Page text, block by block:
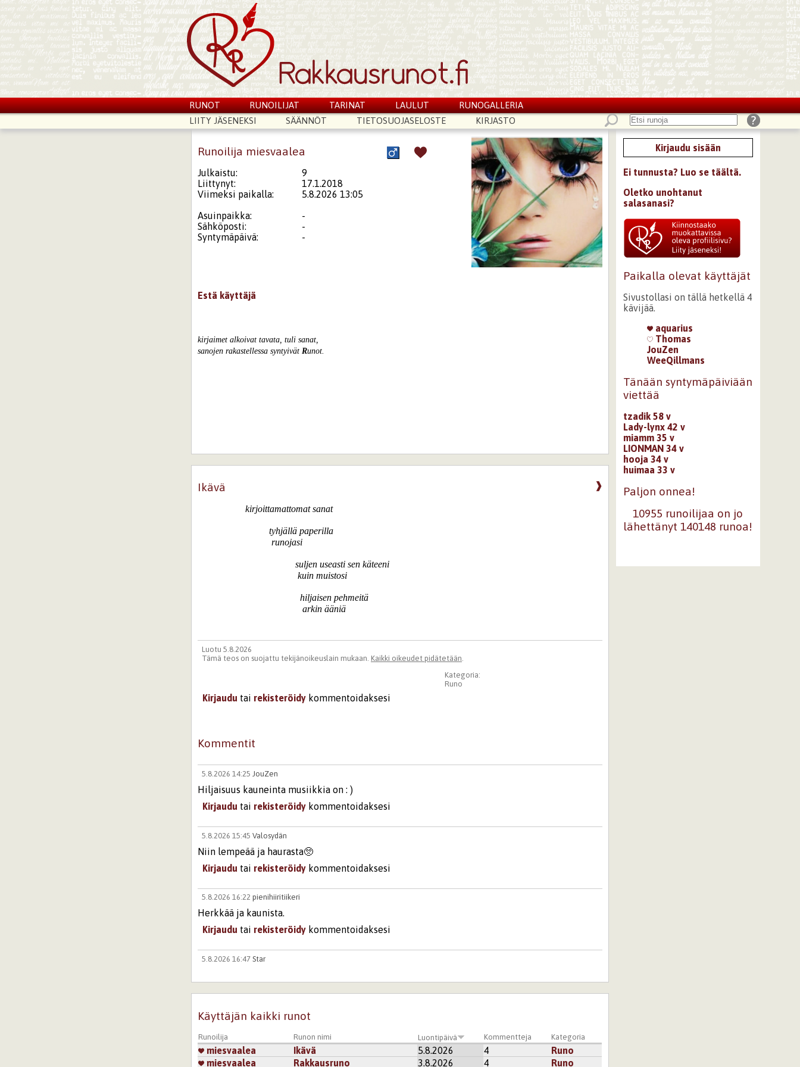
RUNOT RUNOILIJAT TARINAT LAULUT
RUNOGALLERIA
LIITY JÄSENEKSI
SÄÄNNÖT TIETOSUOJASELOSTE KIRJASTO
Runoilija miesvaalea
Julkaistu:
9
Liittynyt:
17.1.2018
Viimeksi paikalla:
5.8.2026 13:05
Asuinpaikka:
-
Sähköposti:
-
Syntymäpäivä:
-
Estä käyttäjä
kirjaimet alkoivat tavata, tuli sanat,
sanojen rakastellessa syntyivät Runot.
❱
Ikävä
kirjoittamattomat sanat
tyhjällä paperilla
runojasi
suljen useasti sen käteeni
kuin muistosi
hiljaisen pehmeitä
arkin ääniä
Luotu 5.8.2026
Tämä teos on suojattu tekijänoikeuslain mukaan. Kaikki oikeudet pidätetään
Kategoria:
Runo
Kirjaudu tai rekisteröidy kommentoidaksesi
Kommentit
5.8.2026 14:25 JouZen
Hiljaisuus kauneinta musiikkia on : )
Kirjaudu tai rekisteröidy kommentoidaksesi
5.8.2026 15:45 Valosydän
Niin lempeää ja haurasta🥺
Kirjaudu tai rekisteröidy kommentoidaksesi
5.8.2026 16:22 pienihiiritiikeri
Herkkää ja kaunista.
Kirjaudu tai rekisteröidy kommentoidaksesi
5.8.2026 16:47 Star
Kirjaudutairekisteröidykommentoidaksesi
Käyttäjän kaikki runot
Runoilija Runon nimi Luontipäivä Kommentteja Kategoria
miesvaalea Ikävä 5.8.2026 4
Runo
miesvaalea
Rakkausruno 3.8.2026 4 Runo
Kirjaudu sisään
Ei tunnusta? Luo se täältä.
Oletko unohtanut
salasanasi?
Paikalla olevat käyttäjät
Sivustollasi on tällä hetkellä 4
kävijää.
aquarius
Thomas
JouZen
WeeQillmans
Tänään syntymäpäiviään
viettää
tzadik 58 v
Lady-lynx 42 v
miamm 35 v
LIONMAN 34 v
hooja 34 v
huimaa 33 v
Paljon onnea!
10955 runoilijaa on jo
lähettänyt 140148 runoa!